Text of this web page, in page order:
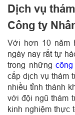
Dịch vụ
Công ty
Với hơn 10 năm
ngày nay rất tự
trong những
cấp dịch vụ thám
nhiều tỉnh thành
với đội ngũ thám
kinh nghiệm thực